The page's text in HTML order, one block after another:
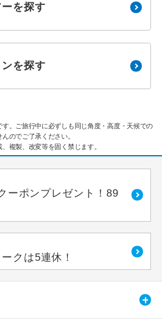
を探す
を探す
。ご旅行中に必ずしも同じ角度・高度・天候での
のでご了承ください。
複製、改変等を固く禁じます。
ーポンプレゼント！89
クは5連休！